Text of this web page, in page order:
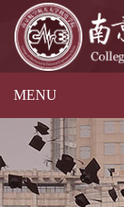
MENU